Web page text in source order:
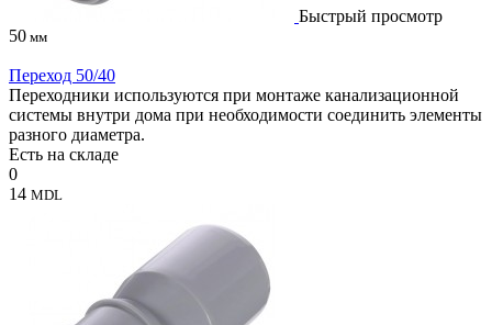
Быстрый просмотр
50 мм
Переход 50/40
Переходники используются при монтаже канализационной
системы внутри дома при необходимости соединить элементы
разного диаметра.
Есть на складе
0
14 MDL